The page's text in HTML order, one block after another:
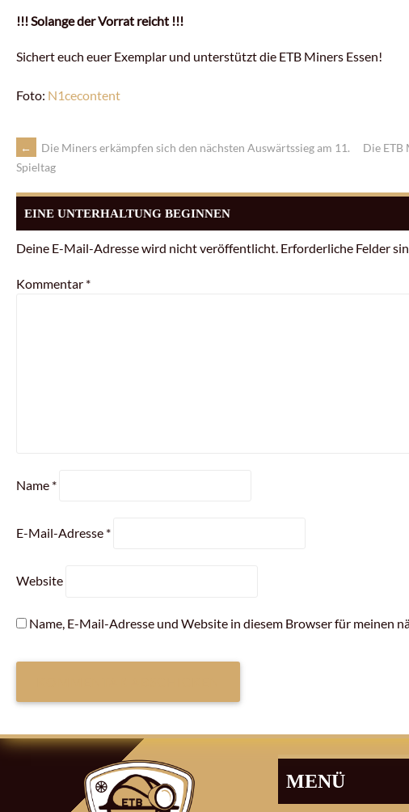
!!! Solange der Vorrat reicht !!!
Sichert euch euer Exemplar und unterstützt die ETB Miners Essen!
Foto: N1cecontent
ARTIKEL-
NAVIGATION
←
Die Miners erkämpfen sich den nächsten Auswärtssieg am 11.
Spieltag
Die ETB
EINE UNTERHALTUNG BEGINNEN
Deine E-Mail-Adresse wird nicht veröffentlicht. Erforderliche Felder
Kommentar *
Name *
E-Mail-Adresse *
Website
Name, E-Mail-Adresse und Website in diesem Browser für meinen
MENÜ